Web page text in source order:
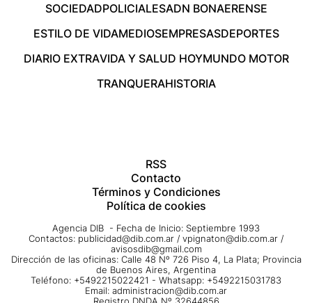
SOCIEDADPOLICIALESADN BONAERENSE
ESTILO DE VIDAMEDIOSEMPRESASDEPORTES
DIARIO EXTRAVIDA Y SALUD HOYMUNDO MOTOR
TRANQUERAHISTORIA
RSS
Contacto
Términos y Condiciones
Política de cookies
Agencia DIB - Fecha de Inicio: Septiembre 1993
Contactos: publicidad@dib.com.ar / vpignaton@dib.com.ar /
avisosdib@gmail.com
Dirección de las oficinas: Calle 48 Nº 726 Piso 4, La Plata; Provincia
de Buenos Aires, Argentina
Teléfono: +5492215022421 - Whatsapp: +5492215031783
Email: administracion@dib.com.ar
Registro DNDA Nº 32644856